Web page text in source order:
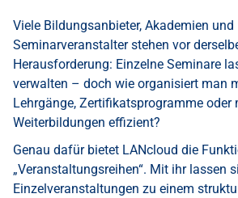
Viele Bildungsanbieter, Akademien und
Seminarveranstalter stehen vor
Herausforderung: Einzelne Seminare
verwalten – doch wie organisiert man
Lehrgänge, Zertifikatsprogramme oder
Weiterbildungen effizient?
Genau dafür bietet LANcloud die
„Veranstaltungsreihen“. Mit ihr lassen
Einzelveranstaltungen zu einem